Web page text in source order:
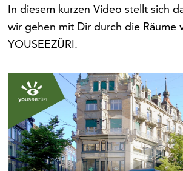
In diesem kurzen Video stellt sich
wir gehen mit Dir durch die Räume
YOUSEEZÜRI.